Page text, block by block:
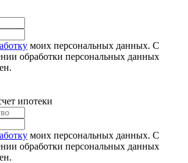
моих персональных данных. С
обработки персональных данных
ипотеки
моих персональных данных. С
обработки персональных данных